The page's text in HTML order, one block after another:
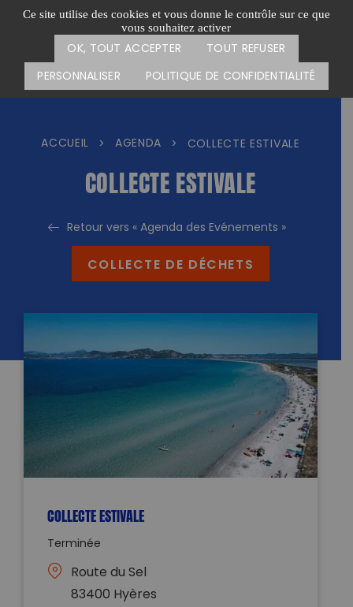
Ce site utilise des cookies et vous donne le contrôle sur ce que
vous souhaitez activer
OK, TOUT ACCEPTER
TOUT REFUSER
PERSONNALISER
POLITIQUE DE CONFIDENTIALITÉ
Passer
Menu
CARTE DES ACTIONS FAIRE UN DON
ACCUEIL > AGENDA > COLLECTE ESTIVALE
COLLECTE ESTIVALE
Retour vers « Agenda des Evénements »
COLLECTE DE DÉCHETS
COLLECTE ESTIVALE
Terminée
Route du Sel
83400 Hyères